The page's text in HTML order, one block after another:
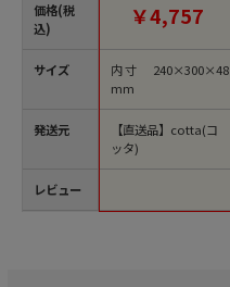
価格(税
込)
サイズ
発送元
レビュー
￥4,757
内寸 240×300×48
mm
【直送品】cotta(コ
ッタ)